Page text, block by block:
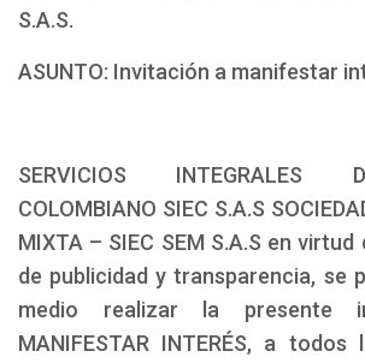
S.A.S.
ASUNTO: Invitación a manifestar
SERVICIOS INTEGRALES
COLOMBIANO SIEC S.A.S
MIXTA – SIEC SEM S.A.S en
de publicidad y transparencia, se
medio realizar la presente
MANIFESTAR INTERÉS, a